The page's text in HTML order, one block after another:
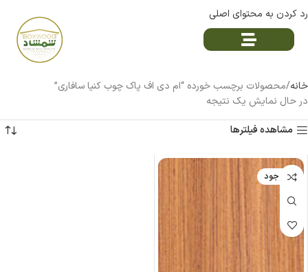
رد کردن به محتوای اصلی
خانه محصولات برچسب خورده “ام دی اف پاک چوب کنیا سافاری”
در حال نمایش یک نتیجه
مشاهده فیلترها
ناموجود